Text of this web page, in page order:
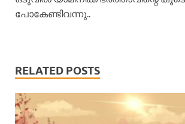
പോകേണ്ടിവന്നു..
RELATED POSTS